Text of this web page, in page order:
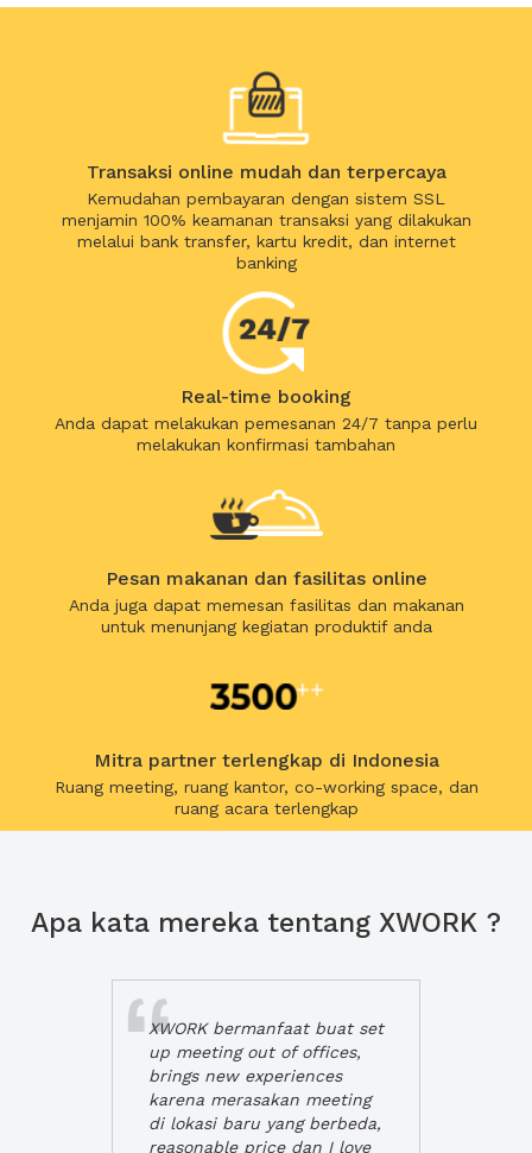
Transaksi online mudah dan terpercaya
Kemudahan pembayaran dengan sistem SSL
menjamin 100% keamanan transaksi yang dilakukan
melalui bank transfer, kartu kredit, dan internet
banking
Real-time booking
Anda dapat melakukan pemesanan 24/7 tanpa perlu
melakukan konfirmasi tambahan
Pesan makanan dan fasilitas online
Anda juga dapat memesan fasilitas dan makanan
untuk menunjang kegiatan produktif anda
Mitra partner terlengkap di Indonesia
Ruang meeting, ruang kantor, co-working space, dan
ruang acara terlengkap
Apa kata mereka tentang XWORK ?
XWORK bermanfaat buat set
up meeting out of offices,
brings new experiences
karena merasakan meeting
di lokasi baru yang berbeda,
reasonable price dan I love